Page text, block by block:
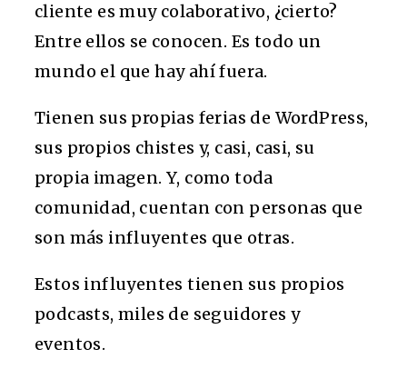
cliente es muy colaborativo, ¿cierto?
Entre ellos se conocen. Es todo un
mundo el que hay ahí fuera.
Tienen sus propias ferias de WordPress,
sus propios chistes y, casi, casi, su
propia imagen. Y, como toda
comunidad, cuentan con personas que
son más influyentes que otras.
Estos influyentes tienen sus propios
podcasts, miles de seguidores y
eventos.